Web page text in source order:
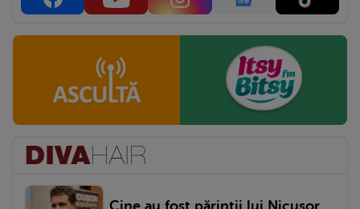
Cine au fost părinții lui Nicușor